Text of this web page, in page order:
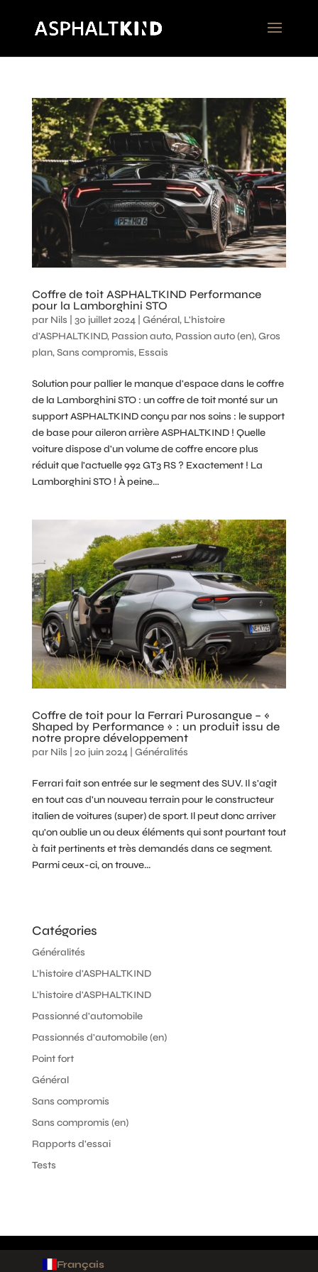
Coffre de toit ASPHALTKIND Performance
pour la Lamborghini STO
par Nils 30 juillet 2024| Général, L'histoire
d'ASPHALTKIND, Passion auto, Passion auto (en),Gros
plan,Sans compromis, Essais
Solution pour pallier le manque d'espace dans le coffre
de la Lamborghini STO : un coffre de toit monté sur un
support ASPHALTKIND conçu par nos soins : le support
de base pour aileron arrière ASPHALTKIND ! Quelle
voiture dispose d'un volume de coffre encore plus
réduit que l'actuelle 992 GT3 RS ? Exactement ! La
Lamborghini STO ! À peine...
Coffre de toit pour la Ferrari Purosangue – «
Shaped by Performance » : un produit issu de
notre propre développement
par Nils 20 juin 2024| Généralités
Ferrari fait son entrée sur le segment des SUV. Il s'agit
en tout cas d'un nouveau terrain pour le constructeur
italien de voitures (super) de sport. Il peut donc arriver
qu'on oublie un ou deux éléments qui sont pourtant tout
à fait pertinents et très demandés dans ce segment.
Parmi ceux-ci, on trouve...
Catégories
Généralités
L'histoire d'ASPHALTKIND
L'histoire d'ASPHALTKIND
Passionné d'automobile
Passionnés d'automobile (en)
Point fort
Général
Sans compromis
Sans compromis (en)
Rapports d'essai
Tests
Français